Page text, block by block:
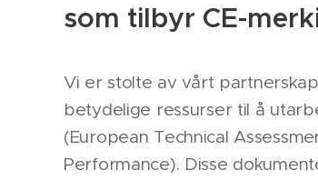
som tilbyr CE-
Vi er stolte av vårt
betydelige ressurser til å
(European Technical
Performance). Disse